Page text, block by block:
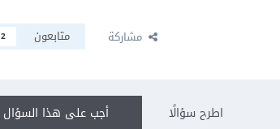
مشاركة متابعون 2
أجب على هذا السؤال اطرح سؤالًا